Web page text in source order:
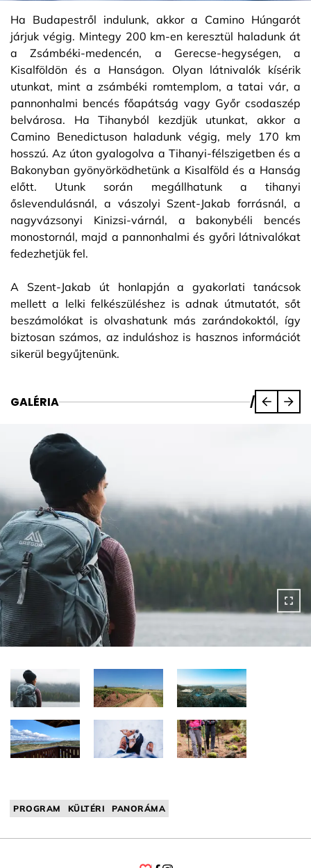
Ha Budapestről indulunk, akkor a Camino Húngarót
járjuk végig. Mintegy 200 km-en keresztül haladunk át
a Zsámbéki-medencén, a Gerecse-hegységen, a
Kisalföldön és a Hanságon. Olyan látnivalók kísérik
utunkat, mint a zsámbéki romtemplom, a tatai vár, a
pannonhalmi bencés főapátság vagy Győr csodaszép
belvárosa. Ha Tihanyból kezdjük utunkat, akkor a
Camino Benedictuson haladunk végig, mely 170 km
hosszú. Az úton gyalogolva a Tihanyi-félszigetben és a
Bakonyban gyönyörködhetünk a Kisalföld és a Hanság
előtt. Utunk során megállhatunk a tihanyi
őslevendulásnál, a vászolyi Szent-Jakab forrásnál, a
nagyvázsonyi Kinizsi-várnál, a bakonybéli bencés
monostornál, majd a pannonhalmi és győri látnivalókat
fedezhetjük fel.
A Szent-Jakab út honlapján a gyakorlati tanácsok
mellett a lelki felkészüléshez is adnak útmutatót, sőt
beszámolókat is olvashatunk más zarándokoktól, így
biztosan számos, az induláshoz is hasznos információt
sikerül begyűjtenünk.
GALÉRIA /
PROGRAM KÜLTÉRI PANORÁMA